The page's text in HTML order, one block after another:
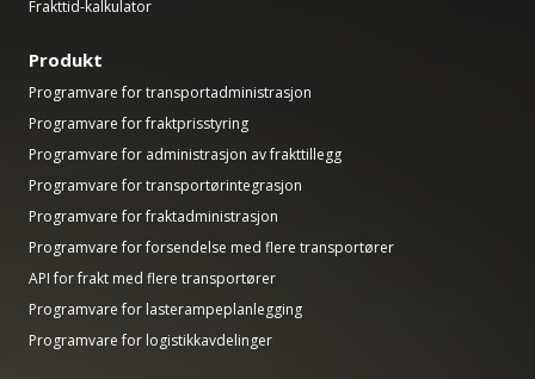
Frakttid-kalkulator
Produkt
Programvare for transportadministrasjon
Programvare for fraktprisstyring
Programvare for administrasjon av frakttillegg
Programvare for transportørintegrasjon
Programvare for fraktadministrasjon
Programvare for forsendelse med flere transportører
API for frakt med flere transportører
Programvare for lasterampeplanlegging
Programvare for logistikkavdelinger